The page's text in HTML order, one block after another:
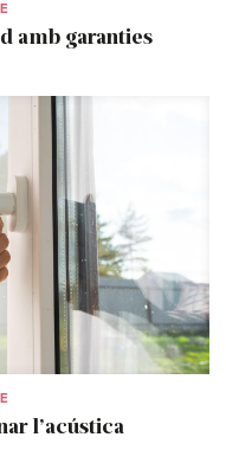
amb garanties
l’acústica